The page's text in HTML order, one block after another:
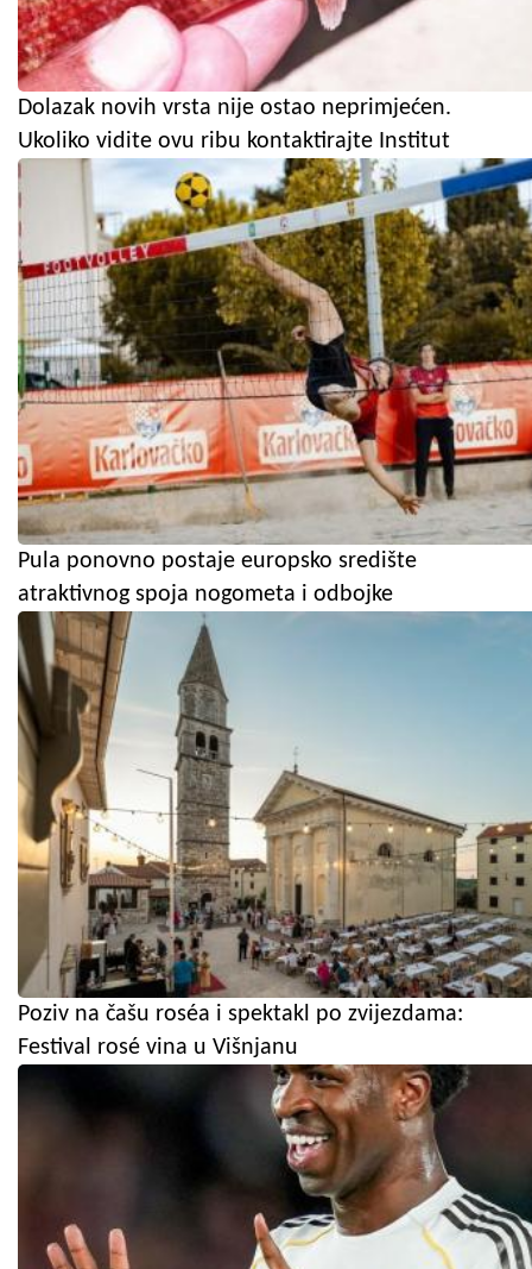
Dolazak novih vrsta nije ostao neprimjećen.
Ukoliko vidite ovu ribu kontaktirajte Institut
Pula ponovno postaje europsko središte
atraktivnog spoja nogometa i odbojke
Poziv na čašu roséa i spektakl po zvijezdama:
Festival rosé vina u Višnjanu